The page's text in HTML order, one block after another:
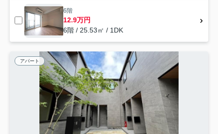
6階
12.9万円
6階 / 25.53㎡ / 1DK
アパート